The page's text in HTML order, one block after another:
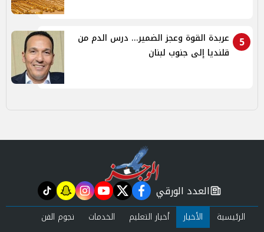
5
عربدة القوة وعجز الضمير... درس الدم من
قلنديا إلى جنوب لبنان
newspaper
العدد الورقي facebook
twitter
youtube
instagram
snapchat
tiktok
الرئيسية الأخبار أخبار التعليم الخدمات
نجوم الفن